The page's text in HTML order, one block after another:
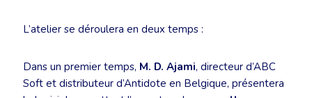
L’atelier se déroulera en deux temps :
Dans un premier temps, M. D. Ajami, directeur d’ABC
Soft et distributeur d’Antidote en Belgique, présentera